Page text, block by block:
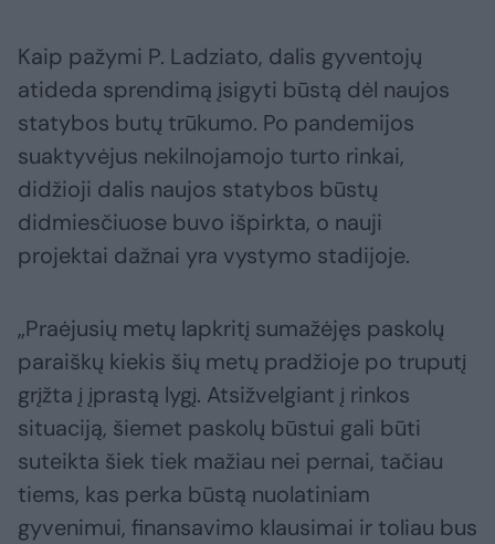
Kaip pažymi P. Ladziato, dalis gyventojų
atideda sprendimą įsigyti būstą dėl naujos
statybos butų trūkumo. Po pandemijos
suaktyvėjus nekilnojamojo turto rinkai,
didžioji dalis naujos statybos būstų
didmiesčiuose buvo išpirkta, o nauji
projektai dažnai yra vystymo stadijoje.
„Praėjusių metų lapkritį sumažėjęs paskolų
paraiškų kiekis šių metų pradžioje po truputį
grįžta į įprastą lygį. Atsižvelgiant į rinkos
situaciją, šiemet paskolų būstui gali būti
suteikta šiek tiek mažiau nei pernai, tačiau
tiems, kas perka būstą nuolatiniam
gyvenimui, finansavimo klausimai ir toliau bus